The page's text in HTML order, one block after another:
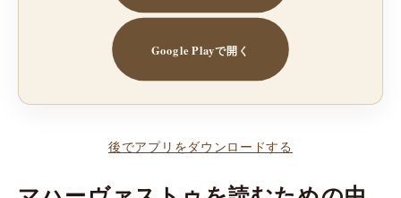
Google Playで開く
後でアプリをダウンロードする